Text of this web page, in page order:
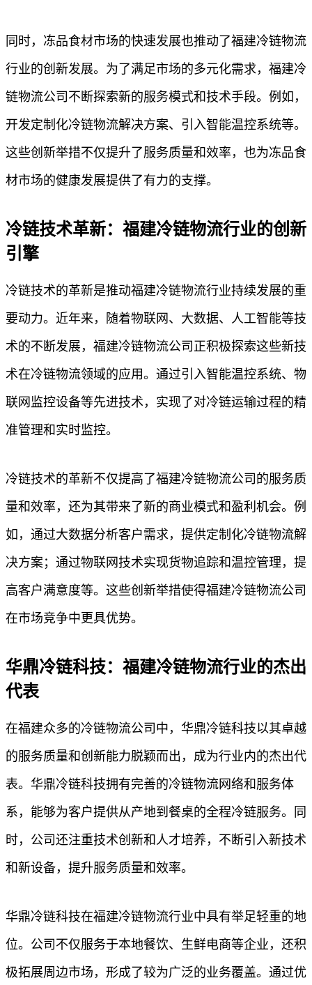
同时，冻品食材市场的快速发展也推动了福建冷链物流
行业的创新发展。为了满足市场的多元化需求，福建冷
链物流公司不断探索新的服务模式和技术手段。例如，
开发定制化冷链物流解决方案、引入智能温控系统等。
这些创新举措不仅提升了服务质量和效率，也为冻品食
材市场的健康发展提供了有力的支撑。
冷链技术革新：福建冷链物流行业的创新
引擎
冷链技术的革新是推动福建冷链物流行业持续发展的重
要动力。近年来，随着物联网、大数据、人工智能等技
术的不断发展，福建冷链物流公司正积极探索这些新技
术在冷链物流领域的应用。通过引入智能温控系统、物
联网监控设备等先进技术，实现了对冷链运输过程的精
准管理和实时监控。
冷链技术的革新不仅提高了福建冷链物流公司的服务质
量和效率，还为其带来了新的商业模式和盈利机会。例
如，通过大数据分析客户需求，提供定制化冷链物流解
决方案；通过物联网技术实现货物追踪和温控管理，提
高客户满意度等。这些创新举措使得福建冷链物流公司
在市场竞争中更具优势。
华鼎冷链科技：福建冷链物流行业的杰出
代表
在福建众多的冷链物流公司中，华鼎冷链科技以其卓越
的服务质量和创新能力脱颖而出，成为行业内的杰出代
表。华鼎冷链科技拥有完善的冷链物流网络和服务体
系，能够为客户提供从产地到餐桌的全程冷链服务。同
时，公司还注重技术创新和人才培养，不断引入新技术
和新设备，提升服务质量和效率。
华鼎冷链科技在福建冷链物流行业中具有举足轻重的地
位。公司不仅服务于本地餐饮、生鲜电商等企业，还积
极拓展周边市场，形成了较为广泛的业务覆盖。通过优